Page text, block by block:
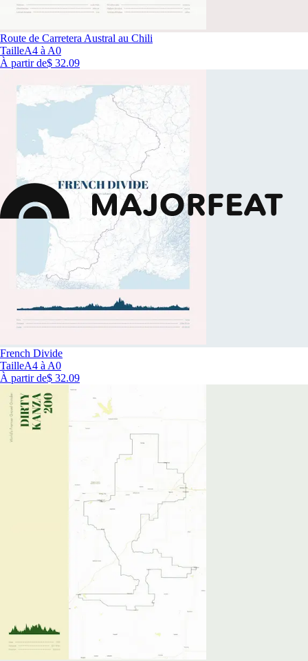
Route de Carretera Austral au Chili
TailleA4 à A0
À partir de$ 32.09
French Divide
TailleA4 à A0
À partir de$ 32.09